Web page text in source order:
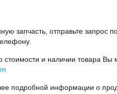
запчасть, отправьте запрос
стоимости и наличии товара Вы
подробной информации о